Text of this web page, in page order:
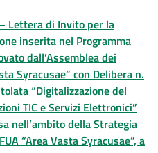
Lettera di Invito per la
inserita nel Programma
dall’Assemblea dei
Syracusae” con Delibera n.
“Digitalizzazione del
TIC e Servizi Elettronici”
nell’ambito della Strategia
“Area Vasta Syracusae”, a